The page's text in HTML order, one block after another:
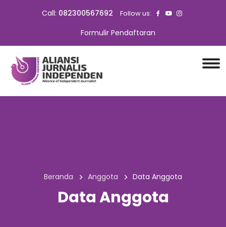
Call: 082300567692 Follow us:
Formulir Pendaftaran
Beranda Anggota Data Anggota
Data Anggota